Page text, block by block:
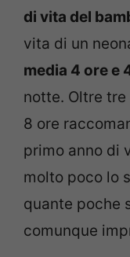
di vita del
vita di un
media 4 ore e
notte. Oltre
8 ore
primo anno di
molto poco lo
quante poche
comunque